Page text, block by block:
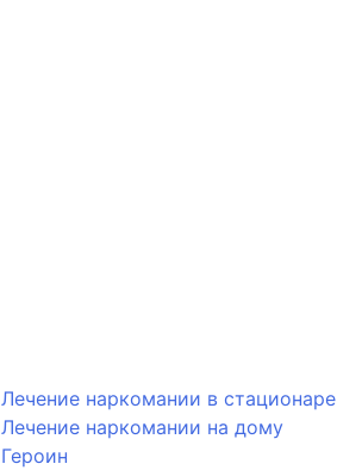
Лечение наркомании в стационаре
Лечение наркомании на дому
Героин